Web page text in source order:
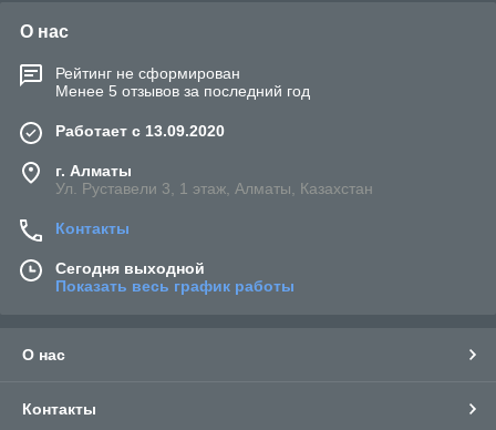
О нас
Рейтинг не сформирован
Менее 5 отзывов за последний год
Работает с 13.09.2020
г. Алматы
Ул. Руставели 3, 1 этаж, Алматы, Казахстан
Контакты
Сегодня выходной
Показать весь график работы
О нас
Контакты